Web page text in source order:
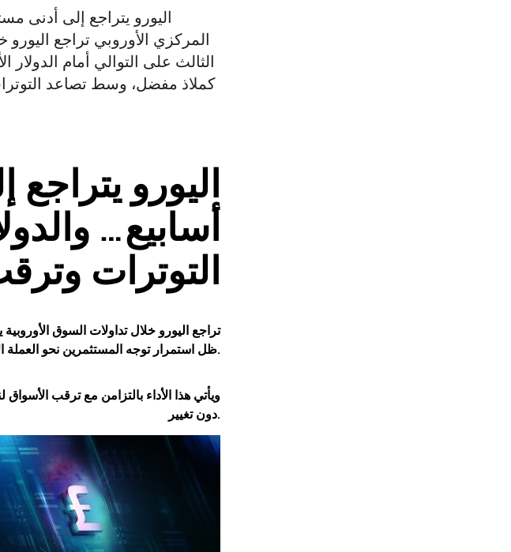
المركزي الأوروبي تراجع
الثالث على التوالي أمام
كملاذ مفضل، وسط تصاعد
أسابيع…
التوترات
تراجعاليوروخلال تداولات السوق
ظل استمرار توجه المستثمرين نحو العملة الأمريكية كملاذ مفضل، وسط تصاعد التوترات الجيوسياسية في الشرق الأوسط.
ويأتي هذا الأداء بالتزامن مع ترقب
دون تغيير.